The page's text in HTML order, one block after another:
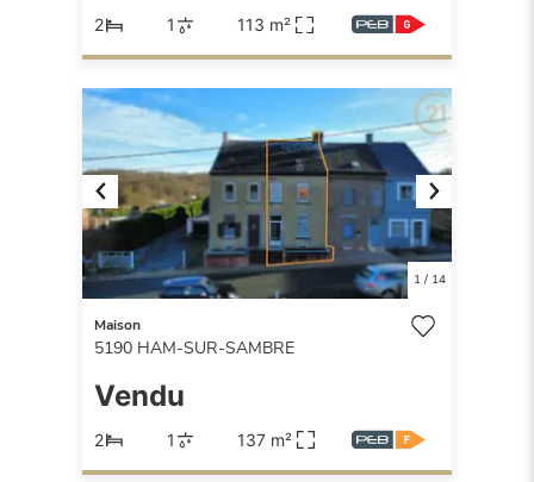
2 1 113 m²
Previous Next
1/ 14
Maison
5190 HAM-SUR-SAMBRE
Vendu
2 1 137 m²